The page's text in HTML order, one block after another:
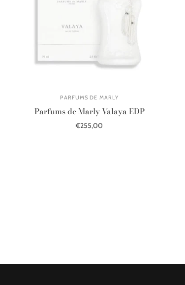
PARFUMS DE MARLY
Parfums de Marly Valaya EDP
€255,00